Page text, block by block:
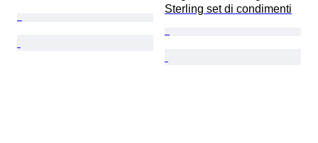
Sterling set di condimenti